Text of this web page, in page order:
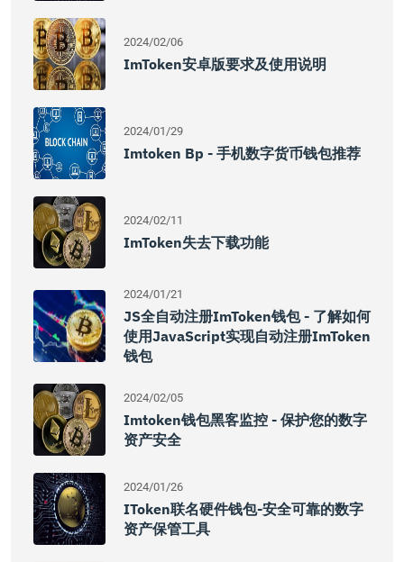
2024/02/06
ImToken安卓版要求及使用说明
2024/01/29
Imtoken Bp - 手机数字货币钱包推荐
2024/02/11
ImToken失去下载功能
2024/01/21
JS全自动注册imToken钱包 - 了解如何
使用JavaScript实现自动注册imToken
钱包
2024/02/05
Imtoken钱包黑客监控 - 保护您的数字
资产安全
2024/01/26
IToken联名硬件钱包-安全可靠的数字
资产保管工具